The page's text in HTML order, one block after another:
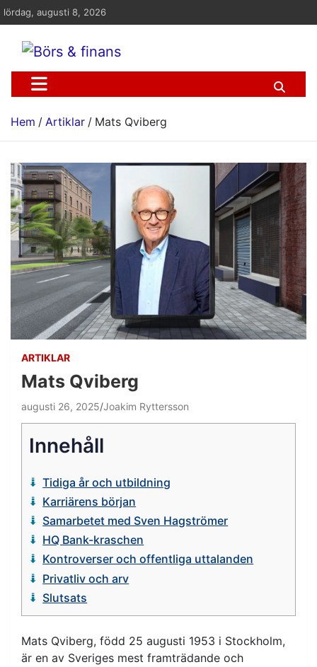
Hoppa
till
innehåll
lördag, augusti 8, 2026
Börs & finans
Information om ekonomi, börs och finans
Hem Artiklar Mats Qviberg
ARTIKLAR
Mats Qviberg
augusti 26, 2025 Joakim Ryttersson
Innehåll
Tidiga år och utbildning
Karriärens början
Samarbetet med Sven Hagströmer
HQ Bank-kraschen
Kontroverser och offentliga uttalanden
Privatliv och arv
Slutsats
Mats Qviberg, född 25 augusti 1953 i Stockholm,
är en av Sveriges mest framträdande och